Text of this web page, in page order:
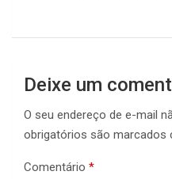
Deixe um
O seu endereço de e-mail
obrigatórios são marcados
Comentário *